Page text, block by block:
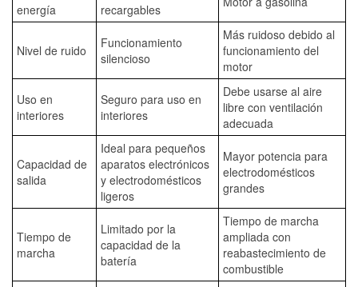
energía
recargables
Nivel de ruido
Funcionamiento
silencioso
Más ruidoso debido al
funcionamiento del
motor
Uso en
interiores
Seguro para uso en
interiores
Debe usarse al aire
libre con ventilación
adecuada
Capacidad de
salida
Ideal para pequeños
aparatos electrónicos
y electrodomésticos
ligeros
Mayor potencia para
electrodomésticos
grandes
Tiempo de
marcha
Limitado por la
capacidad de la
batería
Tiempo de marcha
ampliada con
reabastecimiento de
combustible